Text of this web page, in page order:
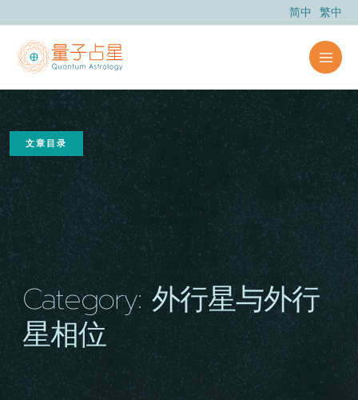
简中 繁中
Category: 外行星与外行
星相位
文章目录